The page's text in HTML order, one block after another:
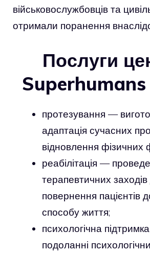
військовослужбовців та
отримали поранення
Послуги
Superhumans
протезування —
адаптація сучасних
відновлення фізичних
реабілітація —
терапевтичних
повернення пацієнтів
способу життя;
психологічна
подоланні